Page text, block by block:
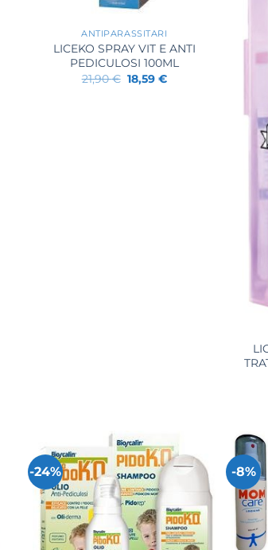
ANTIPARASSITARI
LICEKO SPRAY VIT E ANTI
PEDICULOSI 100ML
21,90€ Il
prezzo
18,59 €Il
+
-24% -8%
+